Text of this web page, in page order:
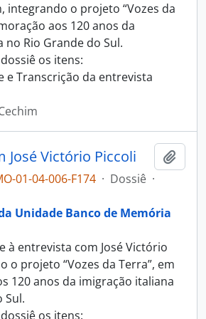
integrando o projeto “Vozes da
aos 120 anos da
Rio Grande do Sul.
os itens:
e Transcrição da entrevista
José Victório Piccoli
01-04-006-F174 · Dossiê ·
Unidade Banco de Memória
à entrevista com José Victório
o projeto “Vozes da Terra”, em
120 anos da imigração italiana
Sul.
os itens: